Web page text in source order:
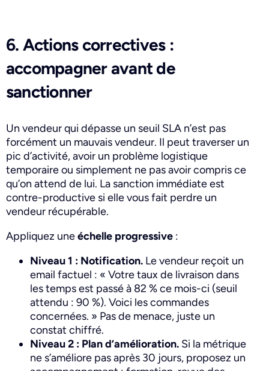
6. Actions correctives :
accompagner avant de
sanctionner
Un vendeur qui dépasse un seuil SLA n’est pas
forcément un mauvais vendeur. Il peut traverser un
pic d’activité, avoir un problème logistique
temporaire ou simplement ne pas avoir compris ce
qu’on attend de lui. La sanction immédiate est
contre-productive si elle vous fait perdre un
vendeur récupérable.
Appliquez uneéchelle progressive :
Niveau 1 : Notification. Le vendeur reçoit un
email factuel : « Votre taux de livraison dans
les temps est passé à 82 % ce mois-ci (seuil
attendu : 90 %). Voici les commandes
concernées. » Pas de menace, juste un
constat chiffré.
Niveau 2 : Plan d’amélioration. Si la métrique
ne s’améliore pas après 30 jours, proposez un